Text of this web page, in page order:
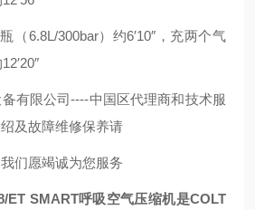
（6.8L/300bar）约6′10″，充两个气
有限公司----中国区代理商和技术服
及故障维修保养请
们愿竭诚为您服务
ET SMART呼吸空气压缩机是COLT